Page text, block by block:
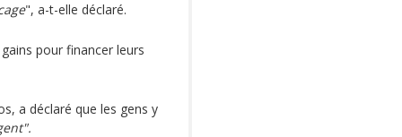
", a-t-elle déclaré.
pour financer leurs
a déclaré que les gens y